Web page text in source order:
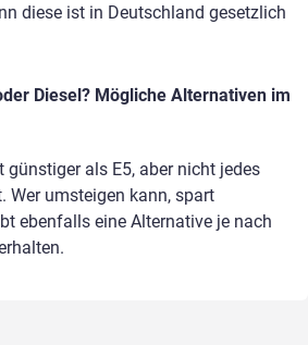
diese ist in Deutschland gesetzlich
Diesel? Mögliche Alternativen im
günstiger als E5, aber nicht jedes
Wer umsteigen kann, spart
ebenfalls eine Alternative je nach